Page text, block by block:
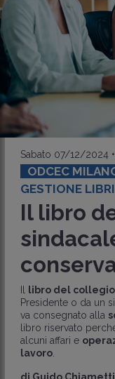
Sabato 07/12/2024
ODCEC
GESTIONE
Il libro
libro del
Presidente o da un
va consegnato alla
libro riservato
alcuni affari e
lavoro.
di Guido Chiametti